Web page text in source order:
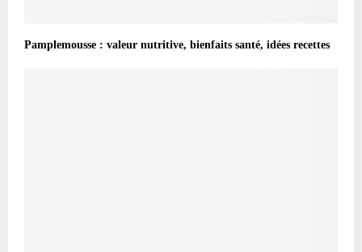
Pamplemousse : valeur nutritive, bienfaits santé, idées recettes